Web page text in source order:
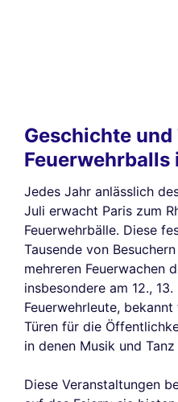
Geschichte
Feuerwehrballs
Jedes Jahr anlässlich
Juli erwacht Paris zum
Feuerwehrbälle. Diese
Tausende von
mehreren Feuerwachen
insbesondere am 12.,
Feuerwehrleute,
Türen für die
in denen Musik und
Diese Veranstaltungen